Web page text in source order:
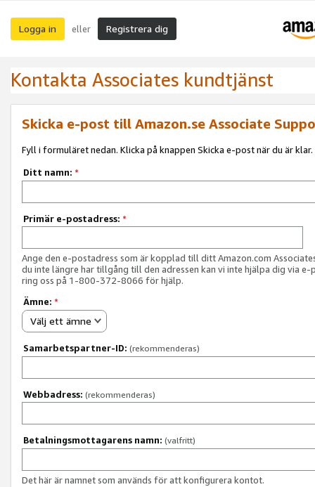
Logga in eller Registrera dig
Kontakta Associates kundtjänst
Skicka e-post till Amazon.se Associate
Fyll i formuläret nedan. Klicka på knappen Skicka e-post när du är klar.
Ditt namn: *
Primär e-postadress: *
Ange den e-postadress som är kopplad till ditt Amazon.com
du inte längre har tillgång till den adressen kan vi inte hjälpa dig via e-
ring oss på 1-800-372-8066 för hjälp.
Ämne: *
Välj ett ämne
Samarbetspartner-ID: (rekommenderas)
Webbadress: (rekommenderas)
Betalningsmottagarens namn: (valfritt)
Det här är namnet som används för att konfigurera kontot.